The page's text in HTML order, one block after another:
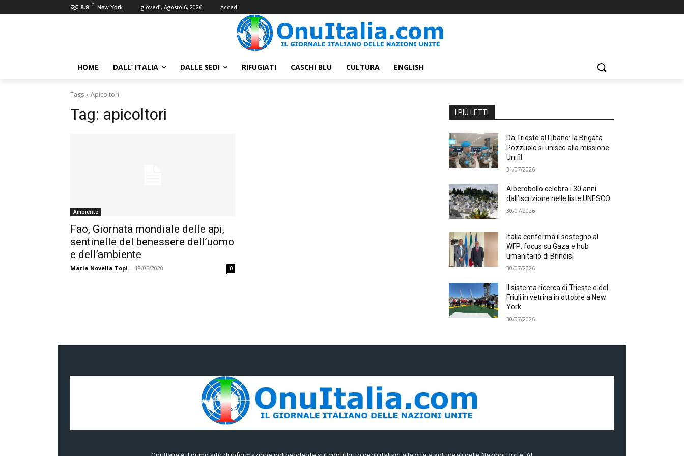
8.9 C New York giovedì, Agosto 6, 2026 Accedi
HOME DALL’ ITALIA DALLE SEDI RIFUGIATI CASCHI BLU CULTURA ENGLISH
Tags Apicoltori
Tag: apicoltori
Ambiente
Fao, Giornata mondiale delle api,
sentinelle del benessere dell’uomo
e dell’ambiente
Maria Novella Topi - 18/05/2020 0
I PIÙ LETTI
Da Trieste al Libano: la Brigata
Pozzuolo si unisce alla missione
Unifil
31/07/2026
Alberobello celebra i 30 anni
dall’iscrizione nelle liste UNESCO
30/07/2026
Italia conferma il sostegno al
WFP: focus su Gaza e hub
umanitario di Brindisi
30/07/2026
Il sistema ricerca di Trieste e del
Friuli in vetrina in ottobre a New
York
30/07/2026